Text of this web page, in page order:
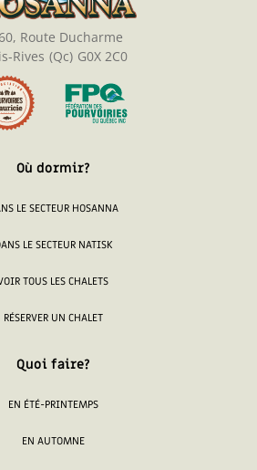
Route Ducharme
Rives (Qc) G0X 2C0
Où dormir?
LE SECTEUR HOSANNA
LE SECTEUR NATISK
TOUS LES CHALETS
RÉSERVER UN CHALET
Quoi faire?
EN ÉTÉ-PRINTEMPS
EN AUTOMNE